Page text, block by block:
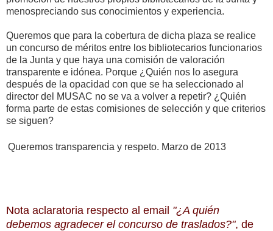
menospreciando sus conocimientos y experiencia.
Queremos que para la cobertura de dicha plaza se realice
un concurso de méritos entre los bibliotecarios funcionarios
de la Junta y que haya una comisión de valoración
transparente e idónea. Porque ¿Quién nos lo asegura
después de la opacidad con que se ha seleccionado al
director del MUSAC no se va a volver a repetir? ¿Quién
forma parte de estas comisiones de selección y que criterios
se siguen?
Queremos transparencia y respeto. Marzo de 2013
Nota aclaratoria respecto al email "¿A quién
debemos agradecer el concurso de traslados?", de